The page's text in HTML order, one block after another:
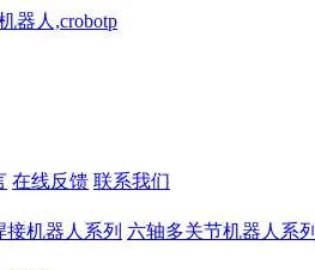
在线反馈 联系我们
接机器人系列 六轴多关节机器人系列